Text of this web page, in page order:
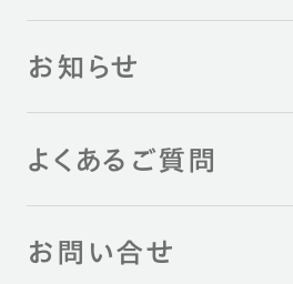
お知らせ
よくあるご質問
お問い合せ